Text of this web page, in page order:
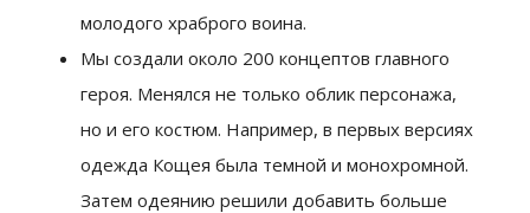
молодого храброго воина.
Мы создали около 200 концептов главного
героя. Менялся не только облик персонажа,
но и его костюм. Например, в первых версиях
одежда Кощея была темной и монохромной.
Затем одеянию решили добавить больше